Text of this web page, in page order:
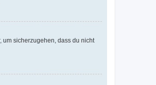
um sicherzugehen, dass du nicht